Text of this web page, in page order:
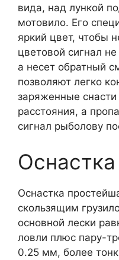
вида, над лункой
мотовило. Его
яркий цвет, чтобы
цветовой сигнал
а несет обратный
позволяют легко
заряженные
расстояния, а
сигнал рыболову
Оснастка
Оснастка
скользящим
основной лески
ловли плюс пару-
0.25 мм, более